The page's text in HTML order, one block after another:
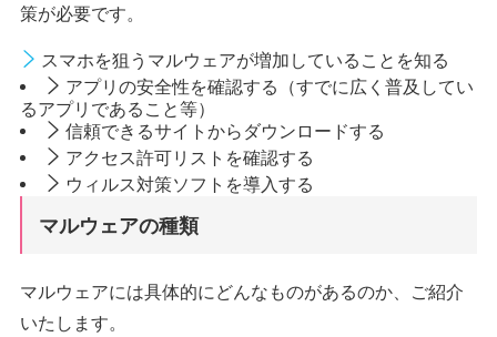
策が必要です。
スマホを狙うマルウェアが増加していることを知る
アプリの安全性を確認する（すでに広く普及してい
るアプリであること等）
信頼できるサイトからダウンロードする
アクセス許可リストを確認する
ウィルス対策ソフトを導入する
マルウェアの種類
マルウェアには具体的にどんなものがあるのか、ご紹介
いたします。